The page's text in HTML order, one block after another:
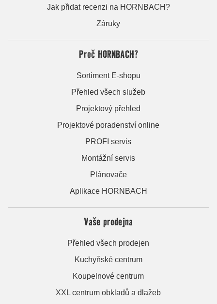
Jak přidat recenzi na HORNBACH?
Záruky
Proč HORNBACH?
Sortiment E-shopu
Přehled všech služeb
Projektový přehled
Projektové poradenství online
PROFI servis
Montážní servis
Plánovače
Aplikace HORNBACH
Vaše prodejna
Přehled všech prodejen
Kuchyňské centrum
Koupelnové centrum
XXL centrum obkladů a dlažeb